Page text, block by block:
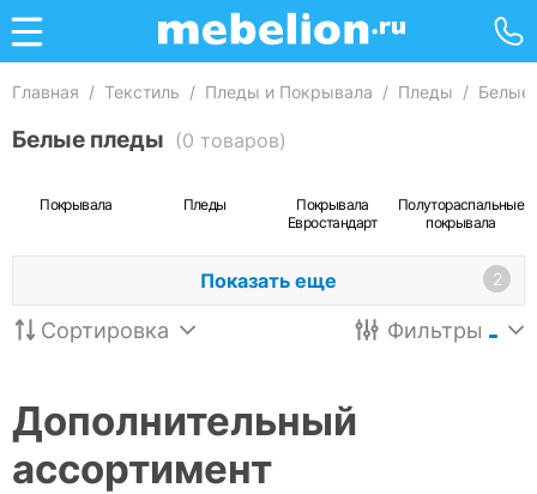
Главная / Текстиль / Пледы и Покрывала / Пледы / Белые
Белые пледы (0 товаров)
Покрывала Пледы
Покрывала
Евростандарт
Полутораспальные
покрывала
Показать еще 2
Сортировка Фильтры
Дополнительный
ассортимент